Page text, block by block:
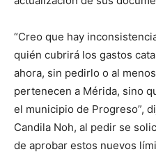
“Creo que hay
quién cubrirá los gastos
ahora, sin pedirlo o al
pertenecen a Mérida, sino
el municipio de Progreso”,
Candila Noh, al pedir se
de aprobar estos nuevos